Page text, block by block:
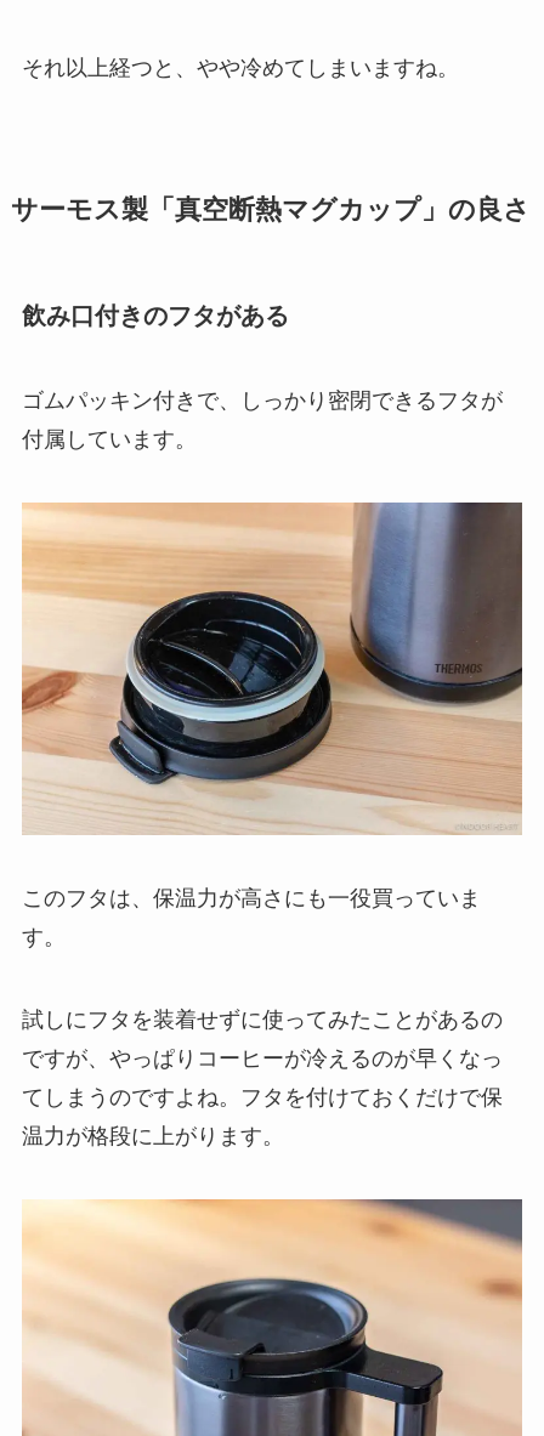
それ以上経つと、やや冷めてしまいますね。
サーモス製「真空断熱マグカップ」の良さ
飲み口付きのフタがある
ゴムパッキン付きで、しっかり密閉できるフタが
付属しています。
このフタは、保温力が高さにも一役買っていま
す。
試しにフタを装着せずに使ってみたことがあるの
ですが、やっぱりコーヒーが冷えるのが早くなっ
てしまうのですよね。フタを付けておくだけで保
温力が格段に上がります。